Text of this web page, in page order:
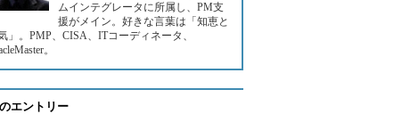
ムインテグレータに所属し、PM支
援がメイン。好きな言葉は「知恵と
」。PMP、CISA、ITコーディネータ、
。
エントリー